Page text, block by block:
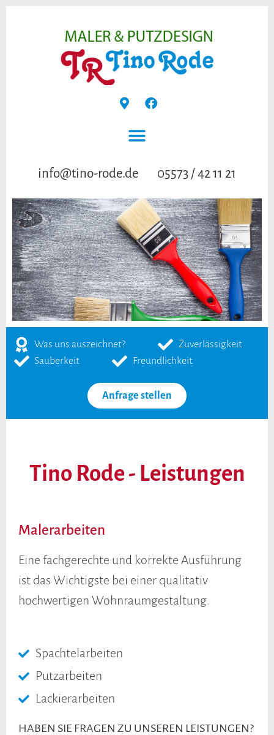
info@tino-rode.de 05573 / 42 11 21
Was uns auszeichnet?
Zuverlässigkeit
Sauberkeit
Freundlichkeit
Anfrage stellen
Tino Rode - Leistungen
Malerarbeiten
Eine fachgerechte und korrekte Ausführung
ist das Wichtigste bei einer qualitativ
hochwertigen Wohnraumgestaltung.
Spachtelarbeiten
Putzarbeiten
Lackierarbeiten
HABEN SIE FRAGEN ZU UNSEREN LEISTUNGEN?